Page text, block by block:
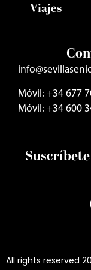
Viajes
Móvil: +34 677
Móvil: +34 600
All rights reserved